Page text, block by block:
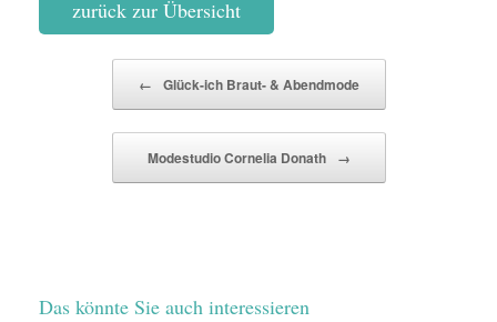
zurück zur Übersicht
← Glück-ich Braut- & Abendmode
Modestudio Cornelia Donath →
Das könnte Sie auch interessieren